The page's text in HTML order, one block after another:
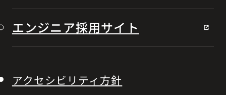
エンジニア採用サイト
アクセシビリティ方針